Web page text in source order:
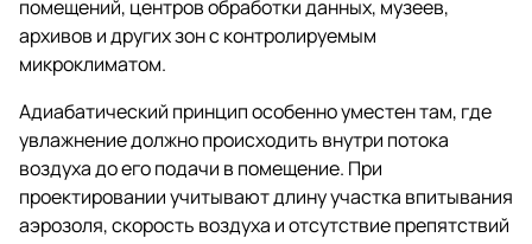
помещений, центров обработки данных, музеев,
архивов и других зон с контролируемым
микроклиматом.
Адиабатический принцип особенно уместен там, где
увлажнение должно происходить внутри потока
воздуха до его подачи в помещение. При
проектировании учитывают длину участка впитывания
аэрозоля, скорость воздуха и отсутствие препятствий